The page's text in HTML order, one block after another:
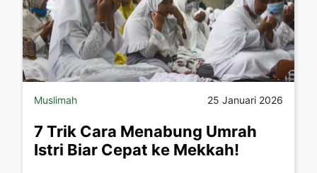
Muslimah 25 Januari 2026
7 Trik Cara Menabung Umrah
Istri Biar Cepat ke Mekkah!